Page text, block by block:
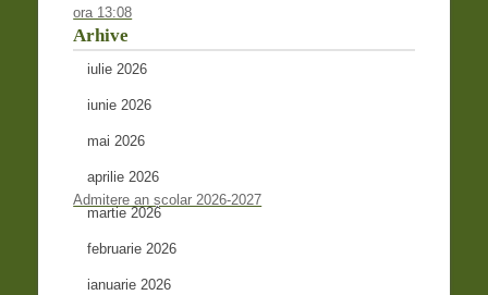
ora 13:08
Admitere an școlar 2026-2027
Arhive
iulie 2026
iunie 2026
mai 2026
aprilie 2026
martie 2026
februarie 2026
ianuarie 2026